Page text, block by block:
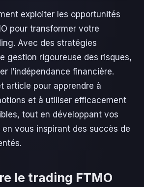
exploiter les opportunités
pour transformer votre
Avec des stratégies
gestion rigoureuse des risques,
l’indépendance financière.
article pour apprendre à
et à utiliser efficacement
tout en développant vos
vous inspirant des succès de
le trading FTMO